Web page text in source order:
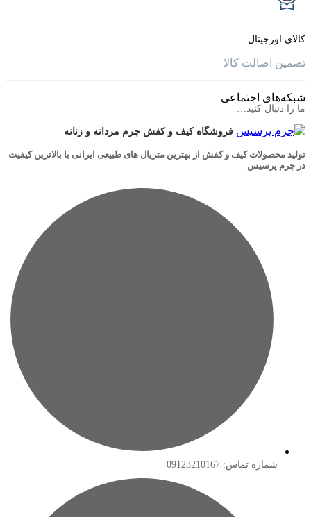
کالا
اجتماعی
کنید…
فروشگاه کیف و کفش چرم مردانه و زنانه
کیف و کفش از بهترین متریال های طبیعی ایرانی با بالاترین کیفیت
تماس: 09123210167